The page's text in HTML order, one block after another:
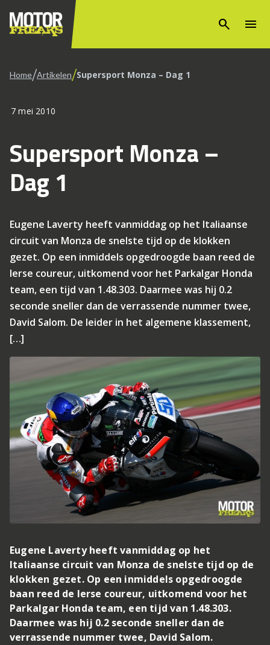
search menu
Home/Artikelen/Supersport Monza – Dag 1
7 mei 2010
Supersport Monza –
Dag 1
Eugene Laverty heeft vanmiddag op het Italiaanse
circuit van Monza de snelste tijd op de klokken
gezet. Op een inmiddels opgedroogde baan reed de
Ierse coureur, uitkomend voor het Parkalgar Honda
team, een tijd van 1.48.303. Daarmee was hij 0.2
seconde sneller dan de verrassende nummer twee,
David Salom. De leider in het algemene klassement,
[…]
Eugene Laverty heeft vanmiddag op het
Italiaanse circuit van Monza de snelste tijd op de
klokken gezet. Op een inmiddels opgedroogde
baan reed de Ierse coureur, uitkomend voor het
Parkalgar Honda team, een tijd van 1.48.303.
Daarmee was hij 0.2 seconde sneller dan de
verrassende nummer twee, David Salom.